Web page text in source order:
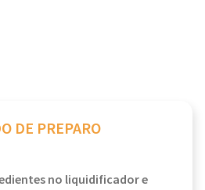
DE PREPARO
no liquidificador e